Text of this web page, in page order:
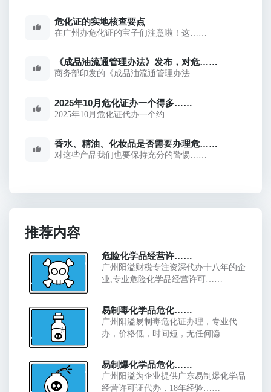
危化证的实地核查要点
在广州办危化证的宝子们注意啦！这……
《成品油流通管理办法》发布，对危……
商务部印发的《成品油流通管理办法……
2025年10月危化证办一个得多……
2025年10月危化证代办一个约……
香水、精油、化妆品是否需要办理危……
对这些产品我们也要保持充分的警惕……
推荐内容
危险化学品经营许……
广州阳溢财税专注资深代办十八年的企
业,专业危险化学品经营许可……
易制毒化学品危化……
广州阳溢易制毒危化证办理，专业代
办，价格低，时间短，无任何隐……
易制爆化学品危化……
广州阳溢为企业提供广东易制爆化学品
经营许可证代办，18年经验……